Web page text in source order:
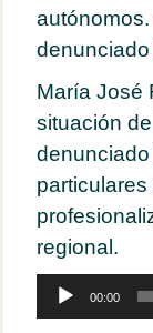
María José
situación
regional.
Reproductor
audio
00:00